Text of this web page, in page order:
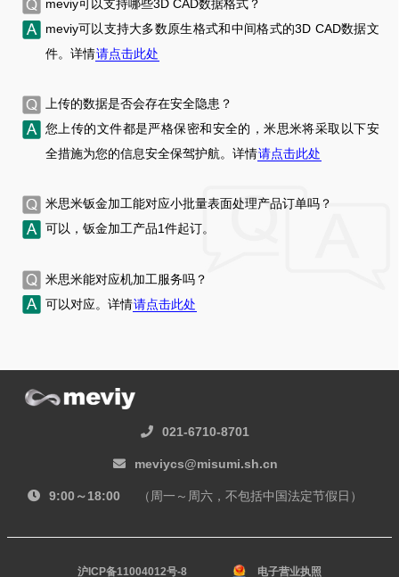
meviy可以支持哪些3D CAD数据格式？
meviy可以支持大多数原生格式和中间格式的3D CAD数据文
件。详情请点击此处
上传的数据是否会存在安全隐患？
您上传的文件都是严格保密和安全的，米思米将采取以下安
全措施为您的信息安全保驾护航。详情请点击此处
米思米钣金加工能对应小批量表面处理产品订单吗？
可以，钣金加工产品1件起订。
米思米能对应机加工服务吗？
可以对应。详情请点击此处
021-6710-8701
meviycs@misumi.sh.cn
9:00～18:00 （周一～周六，不包括中国法定节假日）
沪ICP备11004012号-8 电子营业执照